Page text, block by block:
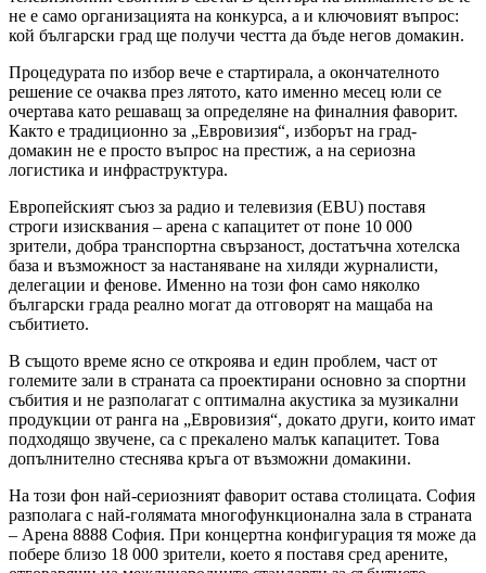
не е само организацията на конкурса, а и ключовият въпрос:
кой български град ще получи честта да бъде негов домакин.
Процедурата по избор вече е стартирала, а окончателното
решение се очаква през лятото, като именно месец юли се
очертава като решаващ за определяне на финалния фаворит.
Както е традиционно за „Евровизия“, изборът на град-
домакин не е просто въпрос на престиж, а на сериозна
логистика и инфраструктура.
Европейският съюз за радио и телевизия (EBU) поставя
строги изисквания – арена с капацитет от поне 10 000
зрители, добра транспортна свързаност, достатъчна хотелска
база и възможност за настаняване на хиляди журналисти,
делегации и фенове. Именно на този фон само няколко
български града реално могат да отговорят на мащаба на
събитието.
В същото време ясно се откроява и един проблем, част от
големите зали в страната са проектирани основно за спортни
събития и не разполагат с оптимална акустика за музикални
продукции от ранга на „Евровизия“, докато други, които имат
подходящо звучене, са с прекалено малък капацитет. Това
допълнително стеснява кръга от възможни домакини.
На този фон най-сериозният фаворит остава столицата. София
разполага с най-голямата многофункционална зала в страната
– Арена 8888 София. При концертна конфигурация тя може да
побере близо 18 000 зрители, което я поставя сред арените,